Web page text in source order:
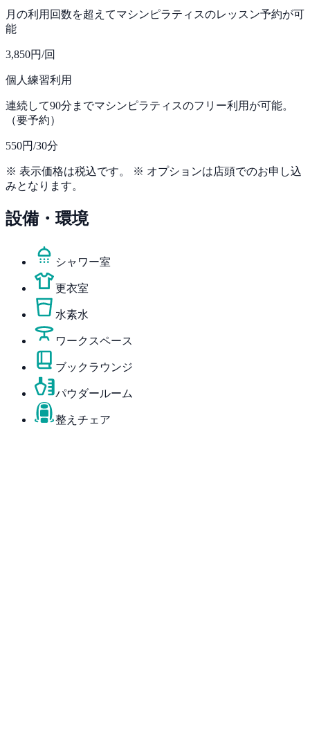
月の利用回数を超えてマシンピラティスのレッスン予約が可
能
3,850円/回
個人練習利用
連続して90分までマシンピラティスのフリー利用が可能。
（要予約）
550円/30分
※ 表示価格は税込です。 ※ オプションは店頭でのお申し込
みとなります。
設備・環境
シャワー室
更衣室
水素水
ワークスペース
ブックラウンジ
パウダールーム
整えチェア